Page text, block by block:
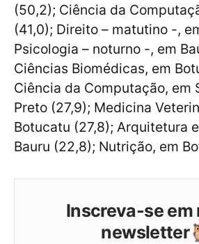
(50,2); Ciência da
(41,0); Direito – matutino -,
Psicologia – noturno -, em
Ciências Biomédicas, em
Ciência da Computação, em
Preto (27,9); Medicina
Botucatu (27,8); Arquitetura
Bauru (22,8); Nutrição, em
Inscreva-se em